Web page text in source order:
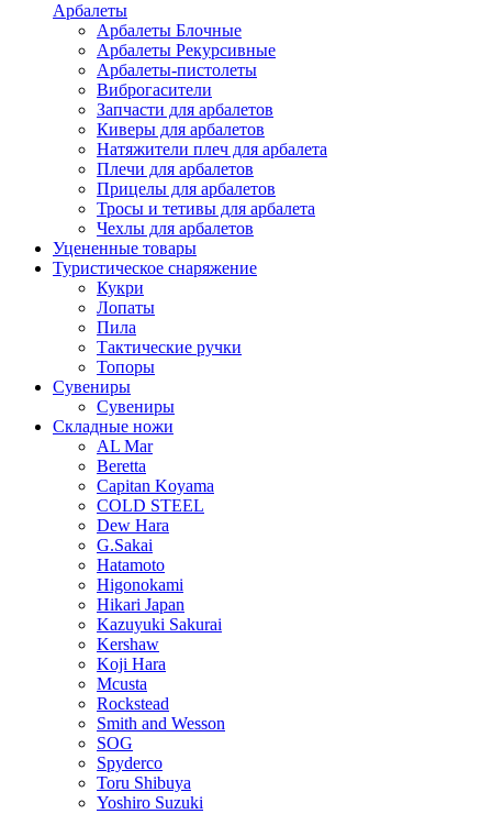
Арбалеты
Арбалеты Блочные
Арбалеты Рекурсивные
Арбалеты-пистолеты
Виброгасители
Запчасти для арбалетов
Киверы для арбалетов
Натяжители плеч для арбалета
Плечи для арбалетов
Прицелы для арбалетов
Тросы и тетивы для арбалета
Чехлы для арбалетов
Уцененные товары
Туристическое снаряжение
Кукри
Лопаты
Пила
Тактические ручки
Топоры
Сувениры
Сувениры
Складные ножи
AL Mar
Beretta
Capitan Koyama
COLD STEEL
Dew Hara
G.Sakai
Hatamoto
Higonokami
Hikari Japan
Kazuyuki Sakurai
Kershaw
Koji Hara
Mcusta
Rockstead
Smith and Wesson
SOG
Spyderco
Toru Shibuya
Yoshiro Suzuki